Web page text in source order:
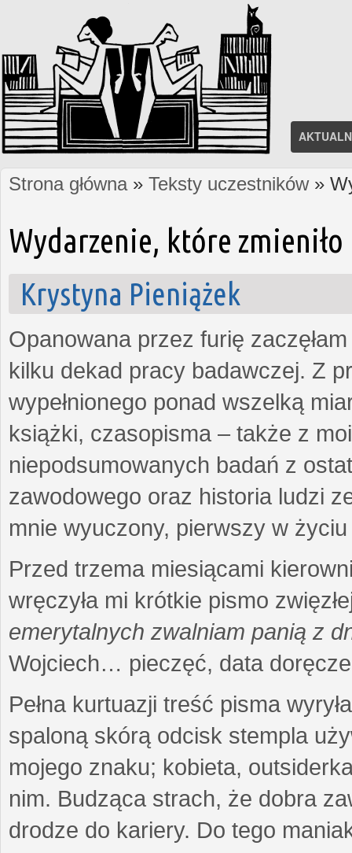
Jesteś tutaj
Strona główna» Teksty uczestników»
Wydarzenie, które
Krystyna Pieniążek
Opanowana przez furię
kilku dekad pracy badawczej. Z
wypełnionego ponad wszelką
książki, czasopisma – także z
niepodsumowanych badań z
zawodowego oraz historia ludzi
mnie wyuczony, pierwszy w
Przed trzema miesiącami
wręczyła mi krótkie pismo
emerytalnych zwalniam panią z
Wojciech… pieczęć, data
Pełna kurtuazji treść pisma
spaloną skórą odcisk stempla
mojego znaku; kobieta,
nim. Budząca strach, że dobra
drodze do kariery. Do tego